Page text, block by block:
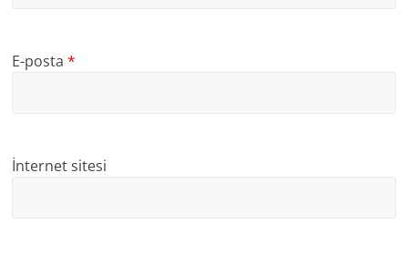
E-posta*
İnternet sitesi